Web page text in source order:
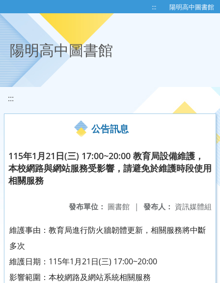
::: 陽明高中圖書館
陽明高中圖書館
:::
公告訊息
115年1月21日(三) 17:00~20:00 教育局設備維護，
本校網路與網站服務受影響，請避免於維護時段使用
相關服務
發布人： 資訊媒體組
發布單位： 圖書館 |
維護事由：教育局進行防火牆韌體更新，相關服務將中斷
多次
維護日期：115年1月21日(三) 17:00~20:00
影響範圍：本校網路及網站系統相關服務